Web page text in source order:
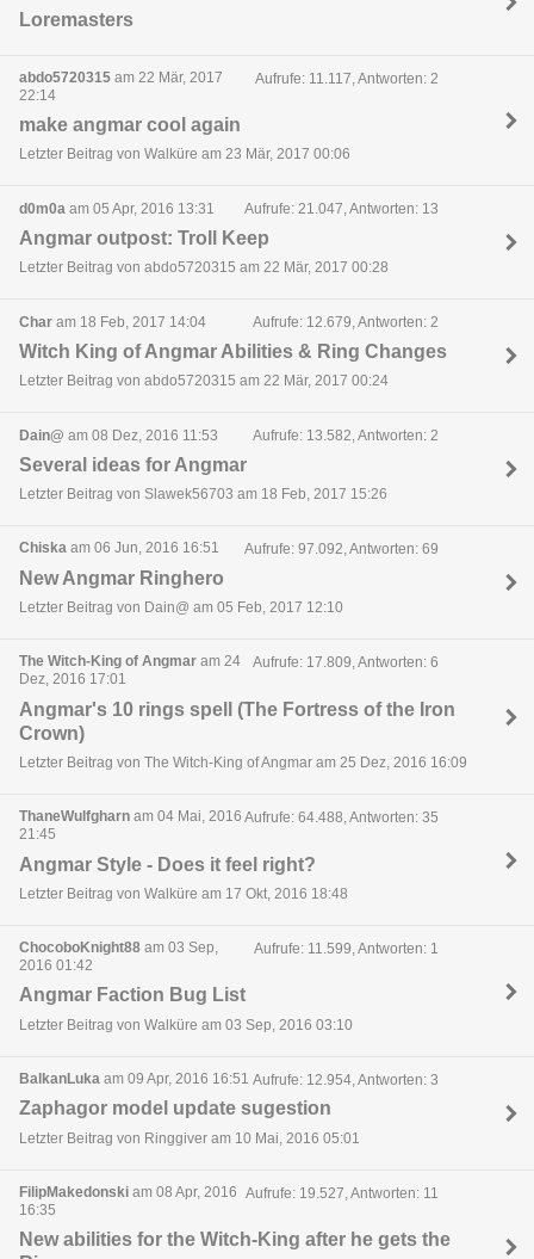
Loremasters
abdo5720315 am 22 Mär, 2017
22:14
Aufrufe: 11.117, Antworten: 2
make angmar cool again
Letzter Beitrag von Walküre am 23 Mär, 2017 00:06
d0m0a am 05 Apr, 2016 13:31 Aufrufe: 21.047, Antworten: 13
Angmar outpost: Troll Keep
Letzter Beitrag von abdo5720315 am 22 Mär, 2017 00:28
Char am 18 Feb, 2017 14:04 Aufrufe: 12.679, Antworten: 2
Witch King of Angmar Abilities & Ring Changes
Letzter Beitrag von abdo5720315 am 22 Mär, 2017 00:24
Dain@ am 08 Dez, 2016 11:53 Aufrufe: 13.582, Antworten: 2
Several ideas for Angmar
Letzter Beitrag von Slawek56703 am 18 Feb, 2017 15:26
Chiska am 06 Jun, 2016 16:51 Aufrufe: 97.092, Antworten: 69
New Angmar Ringhero
Letzter Beitrag von Dain@ am 05 Feb, 2017 12:10
The Witch-King of Angmar am 24
Dez, 2016 17:01
Aufrufe: 17.809, Antworten: 6
Angmar's 10 rings spell (The Fortress of the Iron
Crown)
Letzter Beitrag von The Witch-King of Angmar am 25 Dez, 2016 16:09
ThaneWulfgharn am 04 Mai, 2016
21:45
Aufrufe: 64.488, Antworten: 35
Angmar Style - Does it feel right?
Letzter Beitrag von Walküre am 17 Okt, 2016 18:48
ChocoboKnight88 am 03 Sep,
2016 01:42
Aufrufe: 11.599, Antworten: 1
Angmar Faction Bug List
Letzter Beitrag von Walküre am 03 Sep, 2016 03:10
BalkanLuka am 09 Apr, 2016 16:51 Aufrufe: 12.954, Antworten: 3
Zaphagor model update sugestion
Letzter Beitrag von Ringgiver am 10 Mai, 2016 05:01
FilipMakedonski am 08 Apr, 2016
16:35
Aufrufe: 19.527, Antworten: 11
New abilities for the Witch-King after he gets the